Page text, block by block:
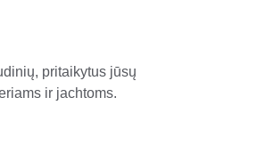
pritaikytus jūsų
ir jachtoms.